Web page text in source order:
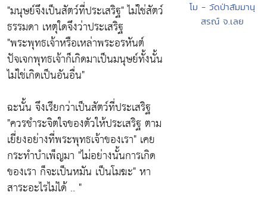
"มนุษย์จึงเป็นสัตว์ที่ประเสริฐ" ไม่ใช่สัตว์
ธรรมดา เหตุใดจึงว่าประเสริฐ
"พระพุทธเจ้าหรือเหล่าพระอรหันต์
ปัจเจกพุทธเจ้าก็เกิดมาเป็นมนุษย์ทั้งนั้น
ไม่ใช่เกิดเป็นอันอื่น"
ฉะนั้น จึงเรียกว่าเป็นสัตว์ที่ประเสริฐ
"ควรชำระจิตใจของตัวให้ประเสริฐ ตาม
เยี่ยงอย่างที่พระพุทธเจ้าของเรา" เคย
กระทำบำเพ็ญมา "ไม่อย่างนั้นการเกิด
ของเรา ก็จะเป็นหมัน เป็นโมฆะ" หา
สาระอะไรไม่ได้ .. "
โม - วัดป่าสัมมานุ
สรณ์ จ.เลย